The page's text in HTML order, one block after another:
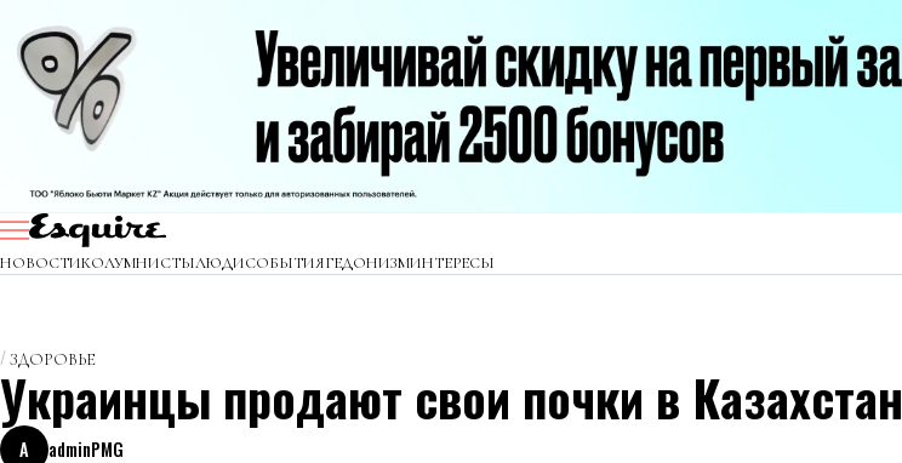
НОВОСТИКОЛУМНИСТЫЛЮДИСОБЫТИЯГЕДОНИЗМИНТЕРЕСЫ
ЗДОРОВЬЕ
Украинцы продают свои почки в Казахстан
A
adminPMG